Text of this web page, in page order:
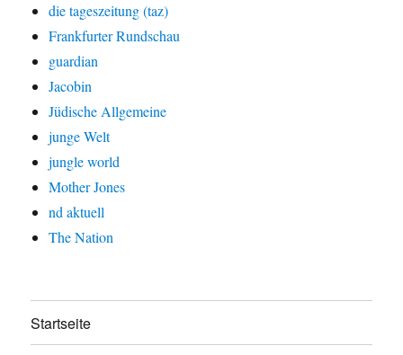
die tageszeitung (taz)
Frankfurter Rundschau
guardian
Jacobin
Jüdische Allgemeine
junge Welt
jungle world
Mother Jones
nd aktuell
The Nation
Startseite